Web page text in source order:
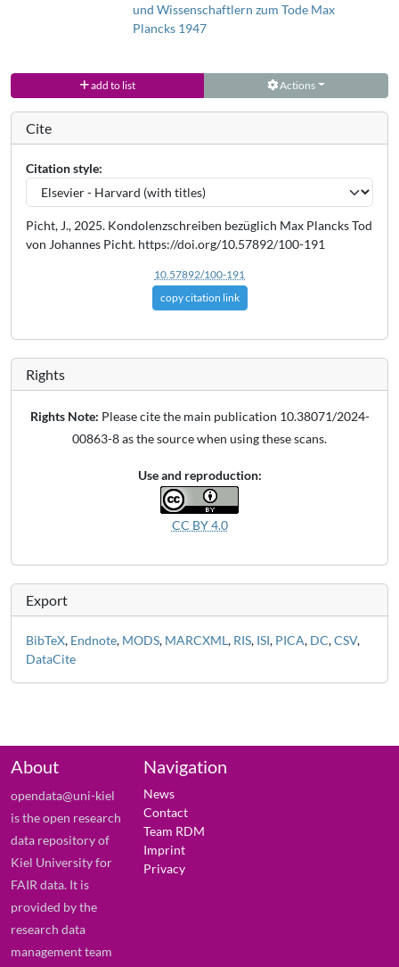
und Wissenschaftlern zum Tode Max
Plancks 1947
add to list Actions
Cite
Citation style:
Picht, J., 2025. Kondolenzschreiben bezüglich Max Plancks Tod
von Johannes Picht. https://doi.org/10.57892/100-191
10.57892/100-191
copy citation link
Rights
Rights Note: Please cite the main publication 10.38071/2024-
00863-8 as the source when using these scans.
Use and reproduction:
CC BY 4.0
Export
BibTeX, Endnote, MODS, MARCXML, RIS, ISI, PICA, DC,CSV,
DataCite
About
opendata@uni-kiel
is the open research
data repository of
Kiel University for
FAIR data. It is
provided by the
research data
management team
Navigation
News
Contact
Team RDM
Imprint
Privacy